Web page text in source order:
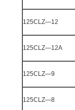
125CLZ—12
125CLZ—12A
125CLZ—9
125CLZ—8